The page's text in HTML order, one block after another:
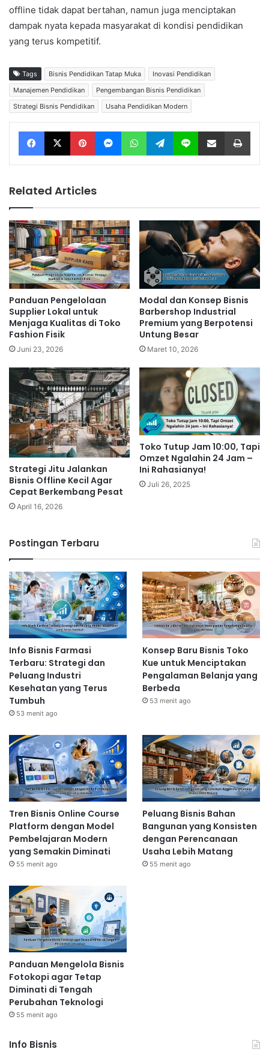
offline tidak dapat bertahan, namun juga menciptakan
dampak nyata kepada masyarakat di kondisi pendidikan
yang terus kompetitif.
Tags Bisnis Pendidikan Tatap Muka
Inovasi Pendidikan
Manajemen Pendidikan
Pengembangan Bisnis Pendidikan
Strategi Bisnis Pendidikan
Usaha Pendidikan Modern
Facebook X Pinterest Messenger WhatsApp Telegram Line Share via Email
Related Articles
Panduan Pengelolaan
Supplier Lokal untuk
Menjaga Kualitas di Toko
Fashion Fisik
Juni 23, 2026
Modal dan Konsep Bisnis
Barbershop Industrial
Premium yang Berpotensi
Untung Besar
Maret 10, 2026
Strategi Jitu Jalankan
Bisnis Offline Kecil Agar
Cepat Berkembang Pesat
April 16, 2026
Toko Tutup Jam 10:00, Tapi
Omzet Ngalahin 24 Jam –
Ini Rahasianya!
Juli 26, 2025
Postingan Terbaru
Info Bisnis Farmasi
Terbaru: Strategi dan
Peluang Industri
Kesehatan yang Terus
Tumbuh
53 menit ago
Konsep Baru Bisnis Toko
Kue untuk Menciptakan
Pengalaman Belanja yang
Berbeda
53 menit ago
Tren Bisnis Online Course
Platform dengan Model
Pembelajaran Modern
yang Semakin Diminati
55 menit ago
Peluang Bisnis Bahan
Bangunan yang Konsisten
dengan Perencanaan
Usaha Lebih Matang
55 menit ago
Panduan Mengelola Bisnis
Fotokopi agar Tetap
Diminati di Tengah
Perubahan Teknologi
55 menit ago
Info Bisnis